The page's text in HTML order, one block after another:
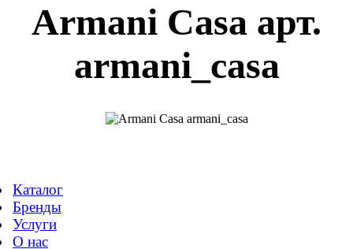
Armani Casa арт.
armani_casa
Каталог
Бренды
Услуги
О нас